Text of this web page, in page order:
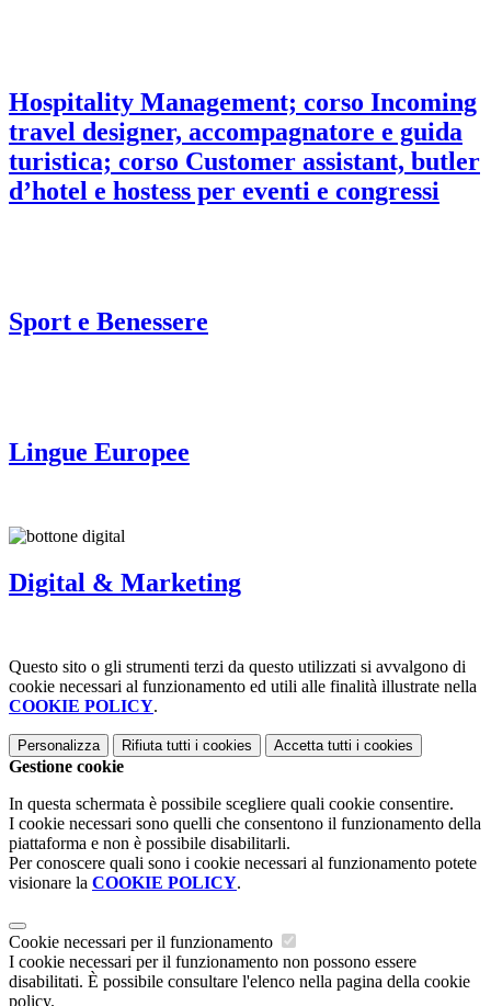
Hospitality Management; corso Incoming
travel designer, accompagnatore e guida
turistica; corso Customer assistant, butler
d’hotel e hostess per eventi e congressi
Sport e Benessere
Lingue Europee
Digital & Marketing
Questo sito o gli strumenti terzi da questo utilizzati si avvalgono di
cookie necessari al funzionamento ed utili alle finalità illustrate nella
COOKIE POLICY.
Personalizza Rifiuta tutti i cookies Accetta tutti i cookies
Gestione cookie
In questa schermata è possibile scegliere quali cookie consentire.
I cookie necessari sono quelli che consentono il funzionamento della
piattaforma e non è possibile disabilitarli.
Per conoscere quali sono i cookie necessari al funzionamento potete
visionare la COOKIE POLICY.
Cookie necessari per il funzionamento
I cookie necessari per il funzionamento non possono essere
disabilitati. È possibile consultare l'elenco nella pagina della cookie
policy.